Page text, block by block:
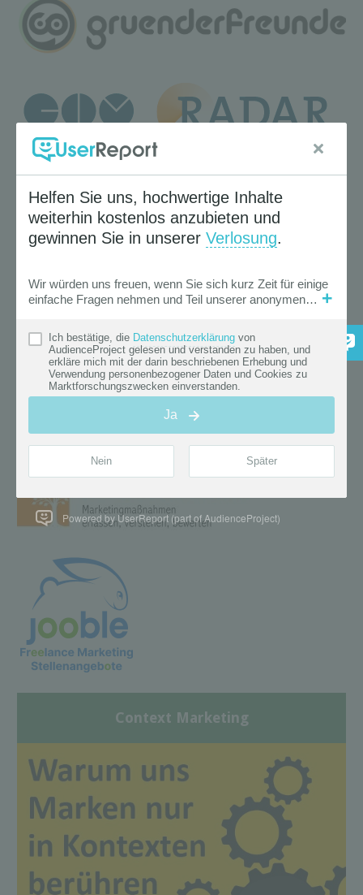
Context Marketing
Powered by UserReport (part of AudienceProject)